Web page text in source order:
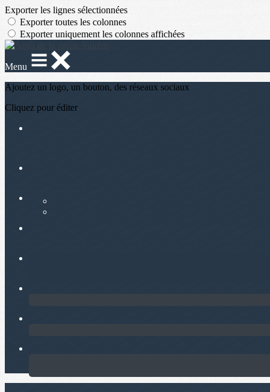
Exporter les lignes sélectionnées
Exporter toutes les colonnes
Exporter uniquement les colonnes affichées
Menu
Ajoutez un logo, un bouton, des réseaux sociaux
Cliquez pour éditer